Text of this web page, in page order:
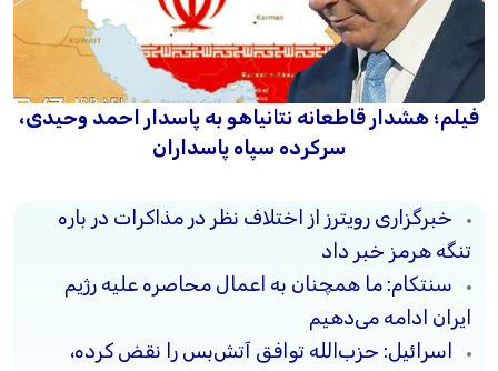
فیلم؛ هشدار قاطعانه نتانیاهو به پاسدار احمد وحیدی،
سرکرده سپاه پاسداران
خبرگزاری رویترز از اختلاف نظر در مذاکرات در باره
تنگه هرمز خبر داد
سنتکام: ما همچنان به اعمال محاصره علیه رژیم
ایران ادامه می‌دهیم
اسرائیل: حزب‌الله توافق آتش‌بس را نقض کرده،